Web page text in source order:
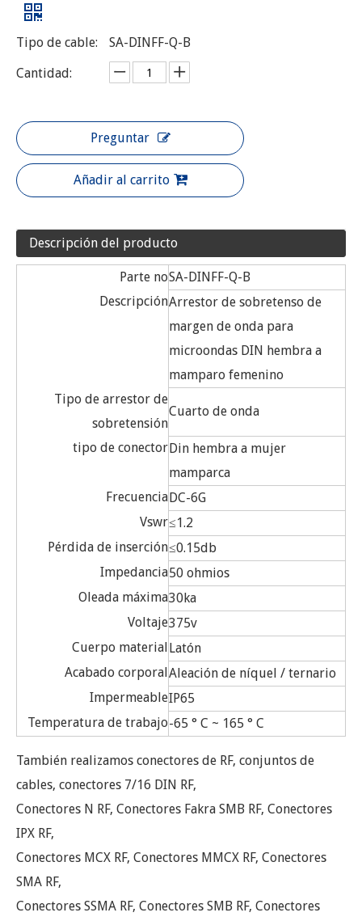
Tipo de cable:
SA-DINFF-Q-B
Cantidad:
Preguntar
Añadir al carrito
Descripción del producto
Parte noSA-DINFF-Q-B
DescripciónArrestor de sobretenso de
margen de onda para
microondas DIN hembra a
mamparo femenino
Tipo de arrestor de
sobretensión
Cuarto de onda
tipo de conectorDin hembra a mujer
mamparca
FrecuenciaDC-6G
Vswr≤1.2
Pérdida de inserción≤0.15db
Impedancia50 ohmios
Oleada máxima30ka
Voltaje375v
Cuerpo materialLatón
Acabado corporalAleación de níquel / ternario
ImpermeableIP65
Temperatura de trabajo-65 ° C ~ 165 ° C
También realizamos conectores de RF, conjuntos de
cables, conectores 7/16 DIN RF,
Conectores N RF, Conectores Fakra SMB RF, Conectores
IPX RF,
Conectores MCX RF, Conectores MMCX RF, Conectores
SMA RF,
Conectores SSMA RF, Conectores SMB RF, Conectores